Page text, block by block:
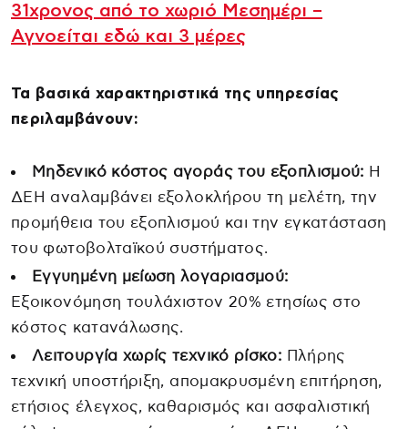
31χρονος από το χωριό Μεσημέρι –
Αγνοείται εδώ και 3 μέρες
Τα βασικά χαρακτηριστικά της υπηρεσίας
περιλαμβάνουν:
Μηδενικό κόστος αγοράς του εξοπλισμού: Η
ΔΕΗ αναλαμβάνει εξολοκλήρου τη μελέτη, την
προμήθεια του εξοπλισμού και την εγκατάσταση
του φωτοβολταϊκού συστήματος.
Εγγυημένη μείωση λογαριασμού:
Εξοικονόμηση τουλάχιστον 20% ετησίως στο
κόστος κατανάλωσης.
Λειτουργία χωρίς τεχνικό ρίσκο: Πλήρης
τεχνική υποστήριξη, απομακρυσμένη επιτήρηση,
ετήσιος έλεγχος, καθαρισμός και ασφαλιστική